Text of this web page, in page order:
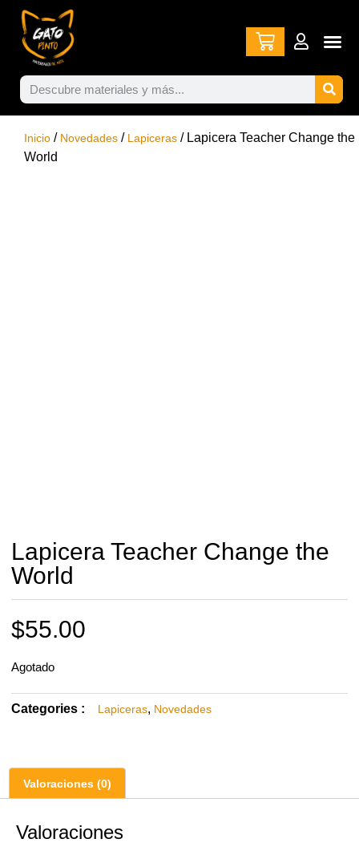
Inicio / Novedades / Lapiceras / Lapicera Teacher Change the
World
Lapicera Teacher Change the
World
$55.00
Agotado
Categories : Lapiceras, Novedades
Valoraciones (0)
Valoraciones